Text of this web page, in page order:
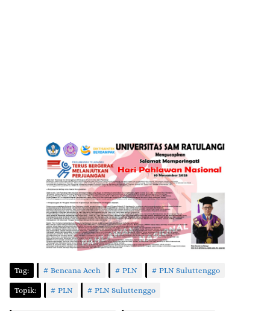
Tag: Bencana Aceh PLN PLN Suluttenggo
Topik: PLN PLN Suluttenggo